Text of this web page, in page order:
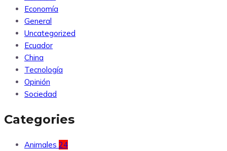
Economía
General
Uncategorized
Ecuador
China
Tecnología
Opinión
Sociedad
Categories
Animales 24